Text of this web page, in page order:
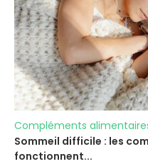
Compléments
Sommeil difficile : les
fonctionnent...